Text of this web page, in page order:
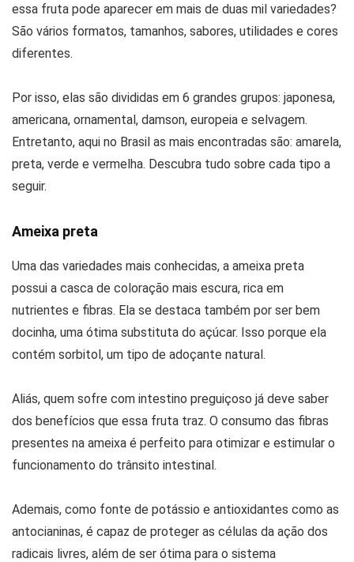
essa fruta pode aparecer em mais de duas mil variedades?
São vários formatos, tamanhos, sabores, utilidades e cores
diferentes.
Por isso, elas são divididas em 6 grandes grupos: japonesa,
americana, ornamental, damson, europeia e selvagem.
Entretanto, aqui no Brasil as mais encontradas são: amarela,
preta, verde e vermelha. Descubra tudo sobre cada tipo a
seguir.
Ameixa preta
Uma das variedades mais conhecidas, a ameixa preta
possui a casca de coloração mais escura, rica em
nutrientes e fibras. Ela se destaca também por ser bem
docinha, uma ótima substituta do açúcar. Isso porque ela
contém sorbitol, um tipo de adoçante natural.
Aliás, quem sofre com intestino preguiçoso já deve saber
dos benefícios que essa fruta traz. O consumo das fibras
presentes na ameixa é perfeito para otimizar e estimular o
funcionamento do trânsito intestinal.
Ademais, como fonte de potássio e antioxidantes como as
antocianinas, é capaz de proteger as células da ação dos
radicais livres, além de ser ótima para o sistema